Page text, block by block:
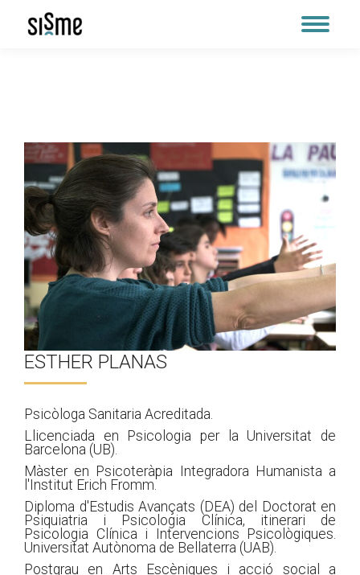
ESTHER PLANAS
Psicòloga Sanitaria Acreditada.
Llicenciada en Psicologia per la Universitat de
Barcelona (UB).
Màster en Psicoteràpia Integradora Humanista a
l'Institut Erich Fromm.
Diploma d'Estudis Avançats (DEA) del Doctorat en
Psiquiatria i Psicologia Clínica, itinerari de
Psicologia Clínica i Intervencions Psicològiques.
Universitat Autònoma de Bellaterra (UAB).
Postgrau en Arts Escèniques i acció social a